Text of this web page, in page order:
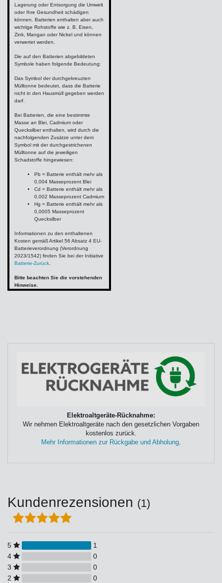
Lagerung oder Entsorgung die Umwelt
oder Ihre Gesundheit schädigen
können. Batterien enthalten aber auch
wichtige Rohstoffe wie z. B. Eisen,
Zink, Mangan oder Nickel und können
verwertet werden.
Die auf den Batterien abgebildeten
Symbole haben folgende Bedeutung:
Das Symbol der durchgekreuzten
Mülltonne bedeutet, dass die Batterie
nicht in den Hausmüll gegeben werden
darf.
Bei Batterien, die eine bestimmte
Masse an Blei, Cadmium oder
Quecksilber enthalten, wird durch die
nachfolgenden Zusätze unter dem
Symbol mit der durchgestrichenen
Mülltonne auf die jeweiligen
Schadstoffe hingewiesen:
Pb = Batterie enthält mehr als
0,004 Masseprozent Blei
Cd = Batterie enthält mehr als
0,002 Masseprozent Cadmium
Hg = Batterie enthält mehr als
0,0005 Masseprozent
Quecksilber
Informationen zu den enthaltenen
Kosten gemäß Artikel 56 Absatz 4 EU-
Batterieverordnung (Verordnung
2023/1542) finden Sie bei der Initiative
Batterie-Zurück
Bitte beachten Sie die vorstehenden
Hinweise.
Elektroaltgeräte-Rücknahme:
Wir nehmen Elektroaltgeräte nach den gesetzlichen Vorgaben
kostenlos zurück.
Mehr Informationen zur Rückgabe und Abholung.
Kundenrezensionen (1)
5
1
4
0
3
0
2
0